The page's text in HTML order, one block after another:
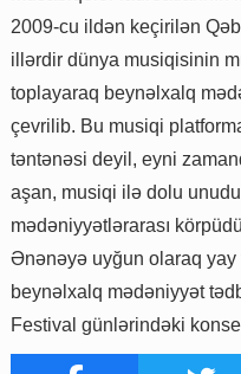
2009-cu ildən keçirilən
illərdir dünya musiqisinin
toplayaraq beynəlxalq
çevrilib. Bu musiqi
təntənəsi deyil, eyni
aşan, musiqi ilə dolu
mədəniyyətlərarası
Ənənəyə uyğun olaraq
beynəlxalq mədəniyyət
Festival günlərindəki